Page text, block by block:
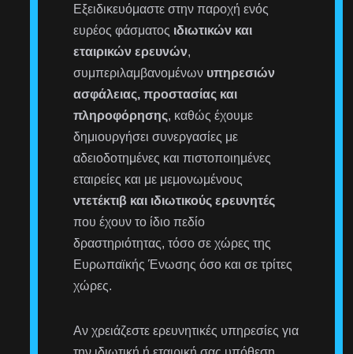
Εξειδικευόμαστε στην παροχή ενός
ευρέος φάσματος ιδιωτικών και
εταιρικών ερευνών,
συμπεριλαμβανομένων υπηρεσιών
ασφάλειας, προστασίας και
πληροφόρησης, καθώς έχουμε
δημιουργήσει συνεργασίες με
αδειοδοτημένες και πιστοποιημένες
εταιρείες και με μεμονωμένους
ντετέκτιβ και ιδιωτικούς ερευνητές
που έχουν το ίδιο πεδίο
δραστηριότητας, τόσο σε χώρες της
Ευρωπαϊκής Ένωσης όσο και σε τρίτες
χώρες.
Αν χρειάζεστε ερευνητικές υπηρεσίες για